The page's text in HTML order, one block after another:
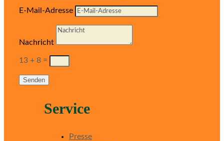
E-Mail-Adresse
Nachricht
13 + 8 =
Senden
Service
Presse